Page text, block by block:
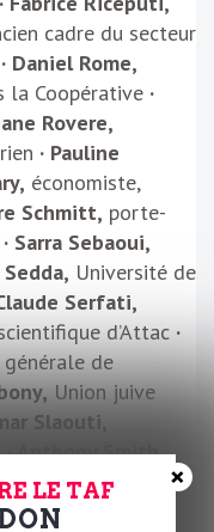
cadre du secteur
· Daniel Rome,
la Coopérative ·
Rovere,
· Pauline
économiste,
Schmitt, porte-
· Sarra Sebaoui,
Sedda, Université de
Serfati,
d’Attac ·
de
Union juive
Slaouti,
· Anthony Smith,
du travail· Fred
LE TAF ×